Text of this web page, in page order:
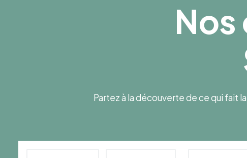
Nos
Partez à la découverte de ce qui fait